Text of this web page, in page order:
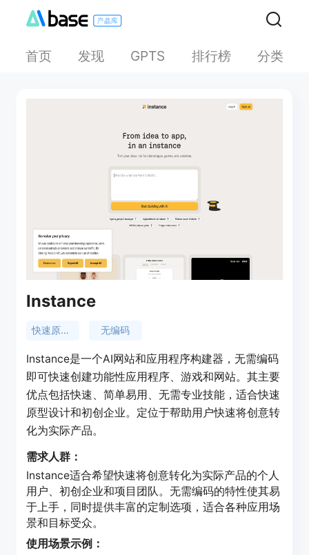
首页 发现 GPTS 排行榜 分类
Instance
快速原型设计 无编码
Instance是一个AI网站和应用程序构建器，无需编码
即可快速创建功能性应用程序、游戏和网站。其主要
优点包括快速、简单易用、无需专业技能，适合快速
原型设计和初创企业。定位于帮助用户快速将创意转
化为实际产品。
需求人群：
Instance适合希望快速将创意转化为实际产品的个人
用户、初创企业和项目团队。无需编码的特性使其易
于上手，同时提供丰富的定制选项，适合各种应用场
景和目标受众。
使用场景示例：